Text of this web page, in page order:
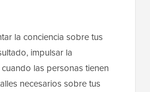
la conciencia sobre tus
impulsar la
las personas tienen
necesarios sobre tus